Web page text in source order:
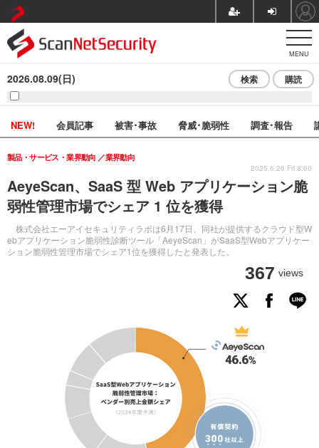
MENU
2026.08.09(日) 検索 購読
NEW! 会員記事 被害･事故 脅威･脆弱性 調査･報告
AeyeScan、SaaS 型 Web アプリケーション脆
弱性管理市場でシェア 1 位を獲得
株式会社エーアイセキュリティラボは6月17日、同社が提供するクラウド型W
ebアプリケーション脆弱性診断ツール「AeyeScan」がSaaS型Webアプリケー
ション脆弱性管理市場でシェア1位を獲得したと発表した。
製品・サービス・業界動向 業界動向
367 views
2025.6.20 Fri 8:00